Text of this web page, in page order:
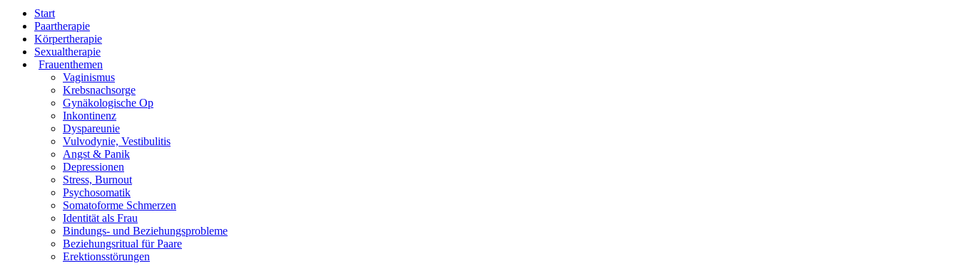
Start
Paartherapie
Körpertherapie
Sexualtherapie
Frauenthemen
Vaginismus
Krebsnachsorge
Gynäkologische Op
Inkontinenz
Dyspareunie
Vulvodynie, Vestibulitis
Angst & Panik
Depressionen
Stress, Burnout
Psychosomatik
Somatoforme Schmerzen
Identität als Frau
Bindungs- und Beziehungsprobleme
Beziehungsritual für Paare
Erektionsstörungen